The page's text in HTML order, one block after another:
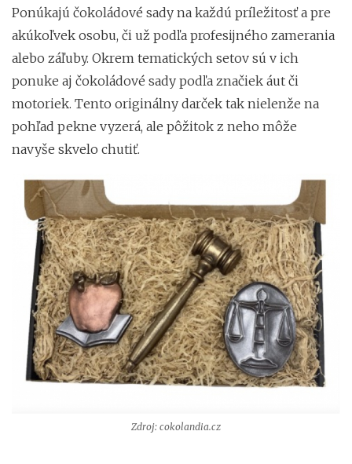
Ponúkajú čokoládové sady na každú príležitosť a pre
akúkoľvek osobu, či už podľa profesijného zamerania
alebo záľuby. Okrem tematických setov sú v ich
ponuke aj čokoládové sady podľa značiek áut či
motoriek. Tento originálny darček tak nielenže na
pohľad pekne vyzerá, ale pôžitok z neho môže
navyše skvelo chutiť.
Zdroj: cokolandia.cz